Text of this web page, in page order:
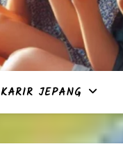
KARIR JEPANG